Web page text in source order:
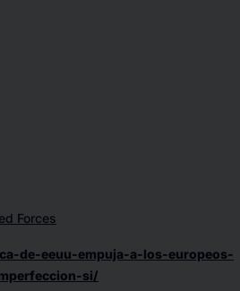
Forces
de-eeuu-empuja-a-los-europeos-
si/